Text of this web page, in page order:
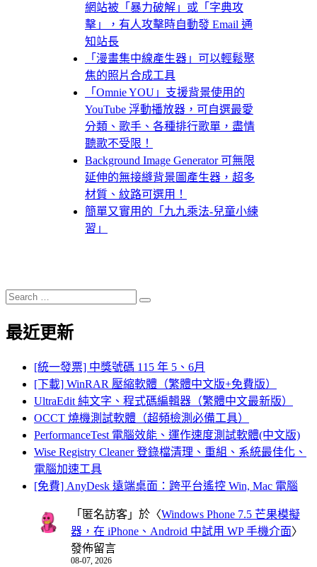
網站被「暴力破解」或「字典攻
擊」，有人攻擊時自動發 Email 通
知站長
「漫畫集中線產生器」可以輕鬆聚
焦的照片合成工具
「Omnie YOU」支援背景使用的
YouTube 浮動播放器，可自選最愛
分類、歌手、各種排行歌單，盡情
聽歌不受限！
Background Image Generator 可無限
延伸的無接縫背景圖產生器，超多
材質、紋路可選用！
簡單又實用的「九九乘法-兒童小練
習」
Search
for:
Search
最近更新
[統一發票] 中獎號碼 115 年 5、6月
[下載] WinRAR 壓縮軟體（繁體中文版+免費版）
UltraEdit 純文字、程式碼編輯器（繁體中文最新版）
OCCT 燒機測試軟體（超頻檢測必備工具）
PerformanceTest 電腦效能、運作速度測試軟體(中文版)
Wise Registry Cleaner 登錄檔清理、重組、系統最佳化、
電腦加速工具
[免費] AnyDesk 遠端桌面：跨平台遙控 Win, Mac 電腦
「 匿名訪客 」於〈Windows Phone 7.5 芒果模擬
器，在 iPhone、Android 中試用 WP 手機介面〉
發佈留言
08-07, 2026